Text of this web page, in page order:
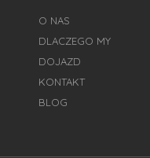
O NAS
DLACZEGO MY
DOJAZD
KONTAKT
BLOG